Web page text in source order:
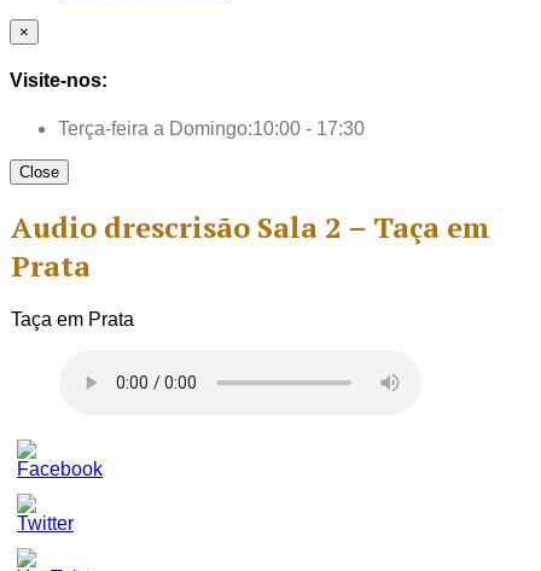
×
Visite-nos:
Terça-feira a Domingo:10:00 - 17:30
Close
Audio drescrisão Sala 2 – Taça em
Prata
Taça em Prata